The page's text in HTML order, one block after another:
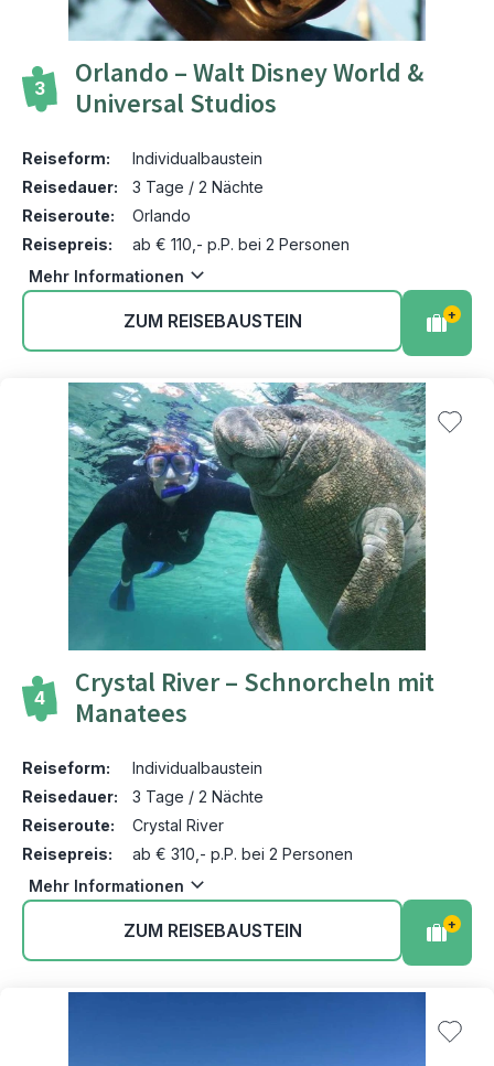
3
Orlando – Walt Disney World &
Universal Studios
Reiseform:
Individualbaustein
Reisedauer:
3 Tage / 2 Nächte
Reiseroute:
Orlando
Reisepreis:
ab € 110,- p.P. bei 2 Personen
Mehr Informationen
ZUM REISEBAUSTEIN +
4
Crystal River – Schnorcheln mit
Manatees
Reiseform:
Individualbaustein
Reisedauer:
3 Tage / 2 Nächte
Reiseroute:
Crystal River
Reisepreis:
ab € 310,- p.P. bei 2 Personen
Mehr Informationen
ZUM REISEBAUSTEIN +